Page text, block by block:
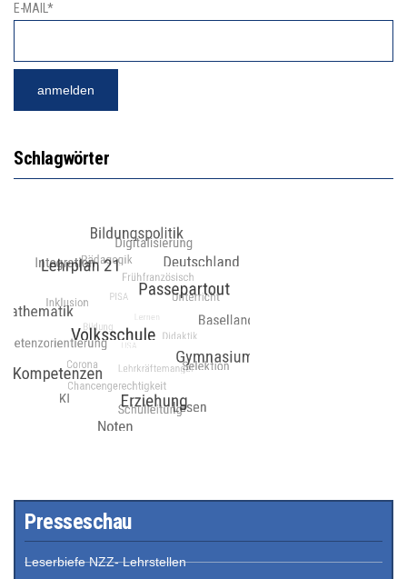
E-MAIL*
Schlagwörter
Presseschau
Leserbiefe NZZ- Lehrstellen